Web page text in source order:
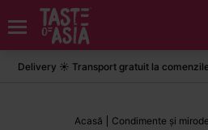
Delivery ☀️ Transport gratuit la comenzile
Acasă Condimente și